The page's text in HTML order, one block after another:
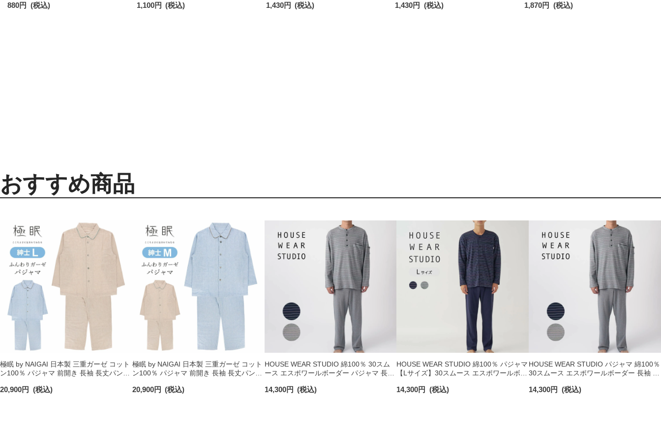
日発送】 96405001
880円 (税込)
コットン 02422415
1,100円 (税込)
最短翌日発送】90301018
1,430円 (税込)
レディース 03150025
1,430円 (税込)
付 ショート丈 メンズ レディース 【365
1,870円 (税込)
おすすめ商品
極眠 by NAIGAI 日本製 三重ガーゼ コット
ン100％ パジャマ 前開き 長袖 長丈パンツ
ゼント
20,900円 (税込)
極眠 by NAIGAI 日本製 三重ガーゼ コット
ン100％ パジャマ 前開き 長袖 長丈パンツ
レゼント
20,900円 (税込)
HOUSE WEAR STUDIO 綿100％ 30スム
ース エスポワールボーダー パジャマ 長袖
73378487
14,300円 (税込)
HOUSE WEAR STUDIO 綿100％ パジャマ
【Lサイズ】30スムース エスポワールボー
73378497
14,300円 (税込)
HOUSE WEAR STUDIO パジャマ 綿100％
30スムース エスポワールボーダー 長袖 長
14,300円 (税込)